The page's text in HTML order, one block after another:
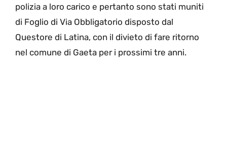
polizia a loro carico e pertanto sono stati muniti
di Foglio di Via Obbligatorio disposto dal
Questore di Latina, con il divieto di fare ritorno
nel comune di Gaeta per i prossimi tre anni.